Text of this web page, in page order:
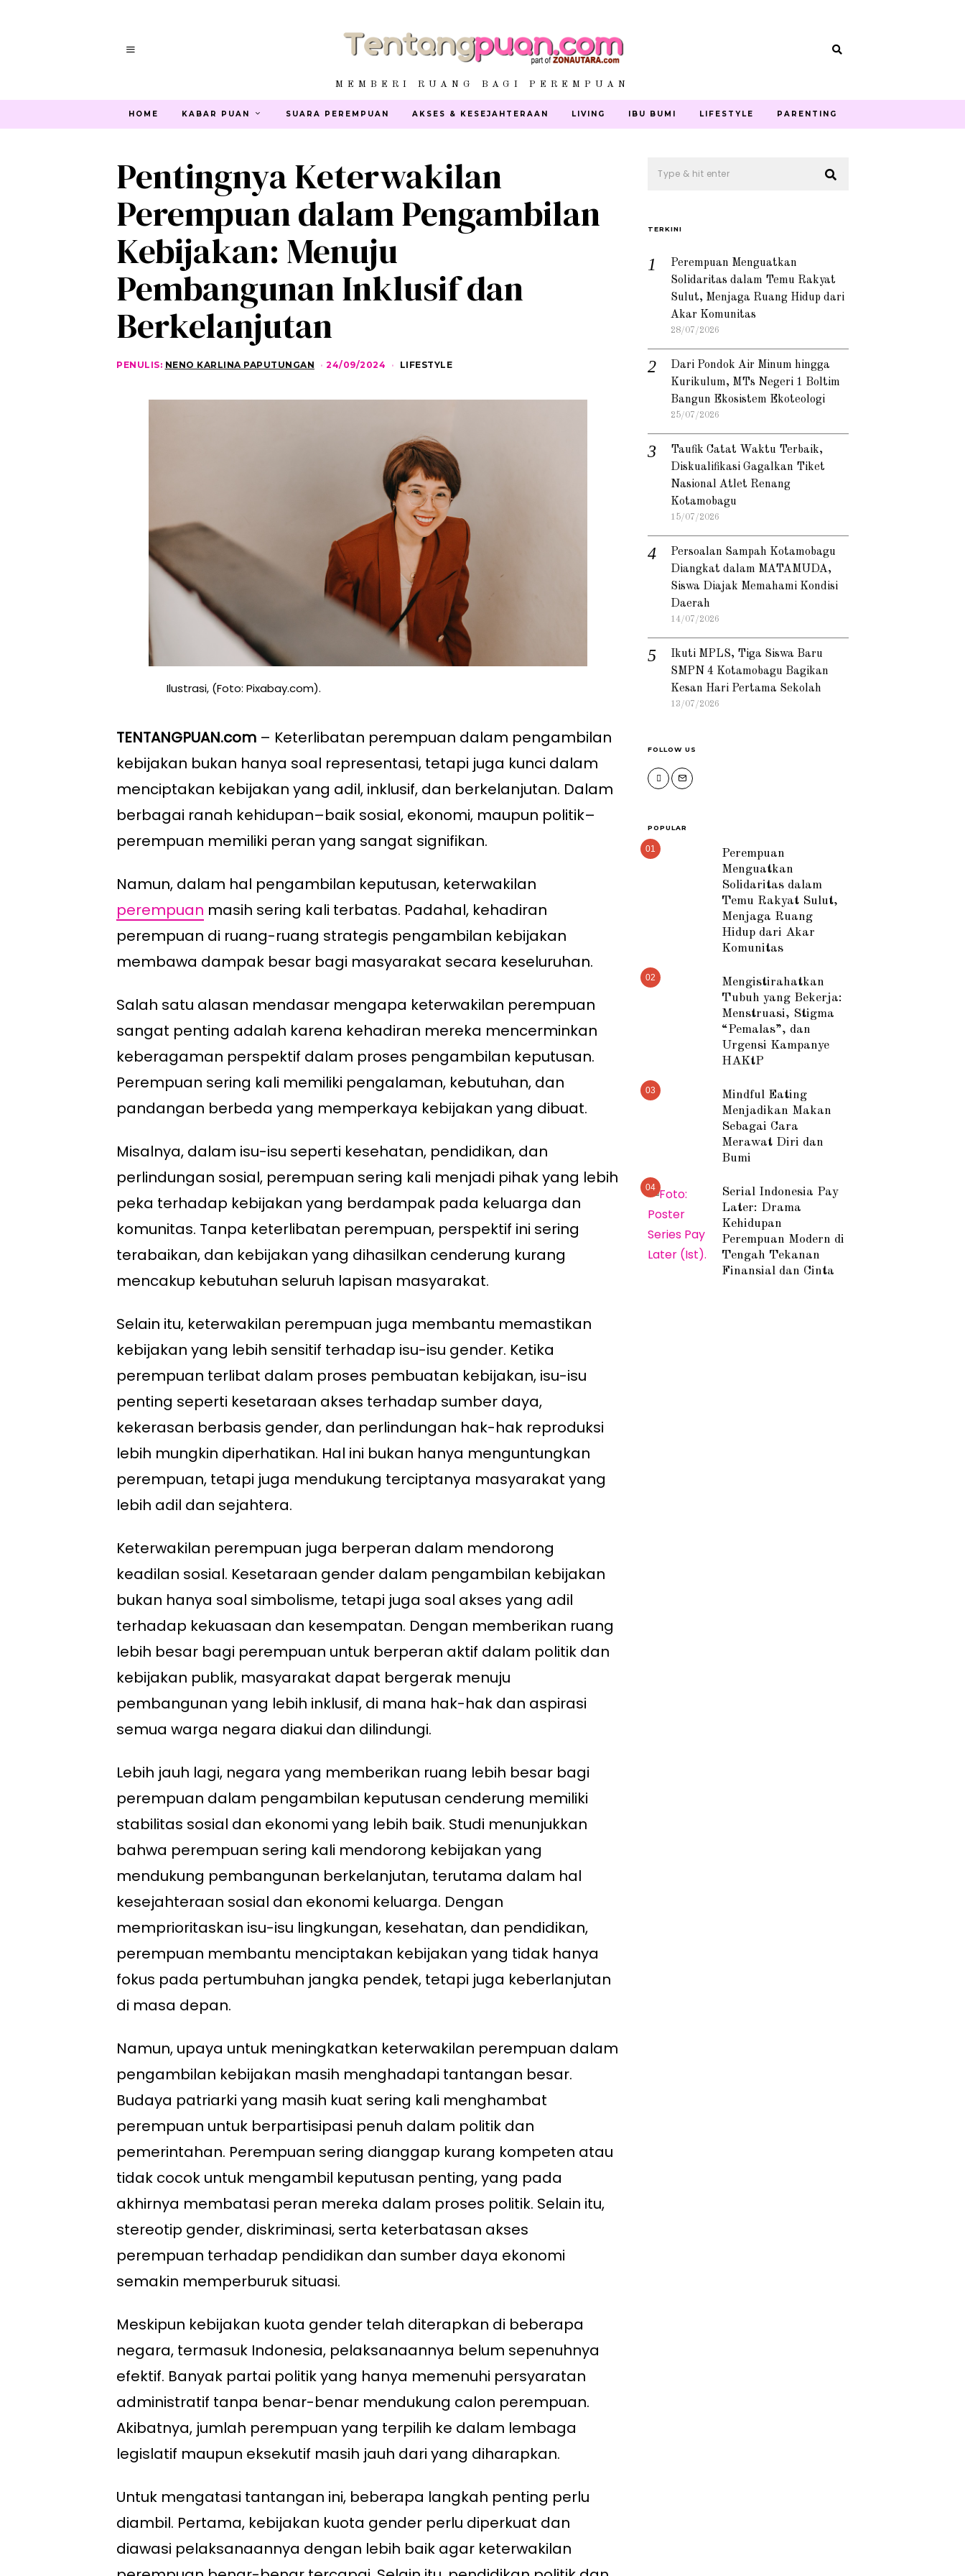
MEMBERI RUANG BAGI PEREMPUAN
HOME KABAR PUAN SUARA PEREMPUAN AKSES & KESEJAHTERAAN LIVING IBU BUMI LIFESTYLE PARENTING
Pentingnya Keterwakilan
Perempuan dalam Pengambilan
Kebijakan: Menuju
Pembangunan Inklusif dan
Berkelanjutan
PENULIS: NENO KARLINA PAPUTUNGAN 24/09/2024
0
2
4
LIFESTYLE
Ilustrasi, (Foto: Pixabay.com).
TENTANGPUAN.com – Keterlibatan perempuan dalam pengambilan
kebijakan bukan hanya soal representasi, tetapi juga kunci dalam
menciptakan kebijakan yang adil, inklusif, dan berkelanjutan. Dalam
berbagai ranah kehidupan–baik sosial, ekonomi, maupun politik–
perempuan memiliki peran yang sangat signifikan.
Namun, dalam hal pengambilan keputusan, keterwakilan
perempuan masih sering kali terbatas. Padahal, kehadiran
perempuan di ruang-ruang strategis pengambilan kebijakan
membawa dampak besar bagi masyarakat secara keseluruhan.
Salah satu alasan mendasar mengapa keterwakilan perempuan
sangat penting adalah karena kehadiran mereka mencerminkan
keberagaman perspektif dalam proses pengambilan keputusan.
Perempuan sering kali memiliki pengalaman, kebutuhan, dan
pandangan berbeda yang memperkaya kebijakan yang dibuat.
Misalnya, dalam isu-isu seperti kesehatan, pendidikan, dan
perlindungan sosial, perempuan sering kali menjadi pihak yang lebih
peka terhadap kebijakan yang berdampak pada keluarga dan
komunitas. Tanpa keterlibatan perempuan, perspektif ini sering
terabaikan, dan kebijakan yang dihasilkan cenderung kurang
mencakup kebutuhan seluruh lapisan masyarakat.
Selain itu, keterwakilan perempuan juga membantu memastikan
kebijakan yang lebih sensitif terhadap isu-isu gender. Ketika
perempuan terlibat dalam proses pembuatan kebijakan, isu-isu
penting seperti kesetaraan akses terhadap sumber daya,
kekerasan berbasis gender, dan perlindungan hak-hak reproduksi
lebih mungkin diperhatikan. Hal ini bukan hanya menguntungkan
perempuan, tetapi juga mendukung terciptanya masyarakat yang
lebih adil dan sejahtera.
Keterwakilan perempuan juga berperan dalam mendorong
keadilan sosial. Kesetaraan gender dalam pengambilan kebijakan
bukan hanya soal simbolisme, tetapi juga soal akses yang adil
terhadap kekuasaan dan kesempatan. Dengan memberikan ruang
lebih besar bagi perempuan untuk berperan aktif dalam politik dan
kebijakan publik, masyarakat dapat bergerak menuju
pembangunan yang lebih inklusif, di mana hak-hak dan aspirasi
semua warga negara diakui dan dilindungi.
Lebih jauh lagi, negara yang memberikan ruang lebih besar bagi
perempuan dalam pengambilan keputusan cenderung memiliki
stabilitas sosial dan ekonomi yang lebih baik. Studi menunjukkan
bahwa perempuan sering kali mendorong kebijakan yang
mendukung pembangunan berkelanjutan, terutama dalam hal
kesejahteraan sosial dan ekonomi keluarga. Dengan
memprioritaskan isu-isu lingkungan, kesehatan, dan pendidikan,
perempuan membantu menciptakan kebijakan yang tidak hanya
fokus pada pertumbuhan jangka pendek, tetapi juga keberlanjutan
di masa depan.
Namun, upaya untuk meningkatkan keterwakilan perempuan dalam
pengambilan kebijakan masih menghadapi tantangan besar.
Budaya patriarki yang masih kuat sering kali menghambat
perempuan untuk berpartisipasi penuh dalam politik dan
pemerintahan. Perempuan sering dianggap kurang kompeten atau
tidak cocok untuk mengambil keputusan penting, yang pada
akhirnya membatasi peran mereka dalam proses politik. Selain itu,
stereotip gender, diskriminasi, serta keterbatasan akses
perempuan terhadap pendidikan dan sumber daya ekonomi
semakin memperburuk situasi.
Meskipun kebijakan kuota gender telah diterapkan di beberapa
negara, termasuk Indonesia, pelaksanaannya belum sepenuhnya
efektif. Banyak partai politik yang hanya memenuhi persyaratan
administratif tanpa benar-benar mendukung calon perempuan.
Akibatnya, jumlah perempuan yang terpilih ke dalam lembaga
legislatif maupun eksekutif masih jauh dari yang diharapkan.
Untuk mengatasi tantangan ini, beberapa langkah penting perlu
diambil. Pertama, kebijakan kuota gender perlu diperkuat dan
diawasi pelaksanaannya dengan lebih baik agar keterwakilan
TERKINI
Perempuan Menguatkan
Solidaritas dalam Temu Rakyat
Sulut, Menjaga Ruang Hidup dari
Akar Komunitas
28/07/2026
Dari Pondok Air Minum hingga
Kurikulum, MTs Negeri 1 Boltim
Bangun Ekosistem Ekoteologi
25/07/2026
Taufik Catat Waktu Terbaik,
Diskualifikasi Gagalkan Tiket
Nasional Atlet Renang
Kotamobagu
15/07/2026
Persoalan Sampah Kotamobagu
Diangkat dalam MATAMUDA,
Siswa Diajak Memahami Kondisi
Daerah
14/07/2026
Ikuti MPLS, Tiga Siswa Baru
SMPN 4 Kotamobagu Bagikan
Kesan Hari Pertama Sekolah
13/07/2026
FOLLOW US
POPULAR
01
Perempuan
Menguatkan
Solidaritas dalam
Temu Rakyat Sulut,
Menjaga Ruang
Hidup dari Akar
Komunitas
02
Mengistirahatkan
Tubuh yang Bekerja:
Menstruasi, Stigma
“Pemalas”, dan
Urgensi Kampanye
HAKtP
03
Mindful Eating
Menjadikan Makan
Sebagai Cara
Merawat Diri dan
Bumi
04
Serial Indonesia Pay
Later: Drama
Kehidupan
Perempuan Modern di
Tengah Tekanan
Finansial dan Cinta